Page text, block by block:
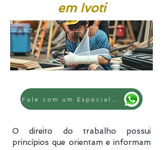
em Ivoti
O direito do trabalho possui
princípios que orientam e informam